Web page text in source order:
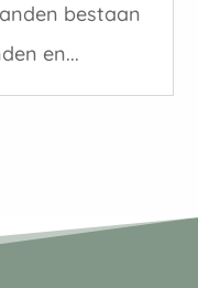
bestaan
en...